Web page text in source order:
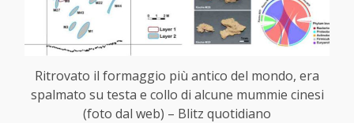
Ritrovato il formaggio più antico del mondo, era
spalmato su testa e collo di alcune mummie cinesi
(foto dal web) – Blitz quotidiano